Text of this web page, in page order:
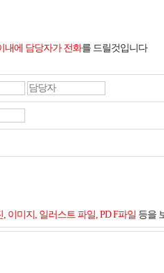
내에 담당자가 전화를 드릴것입니다
, 이미지, 일러스트 파일, PD F파일 등을